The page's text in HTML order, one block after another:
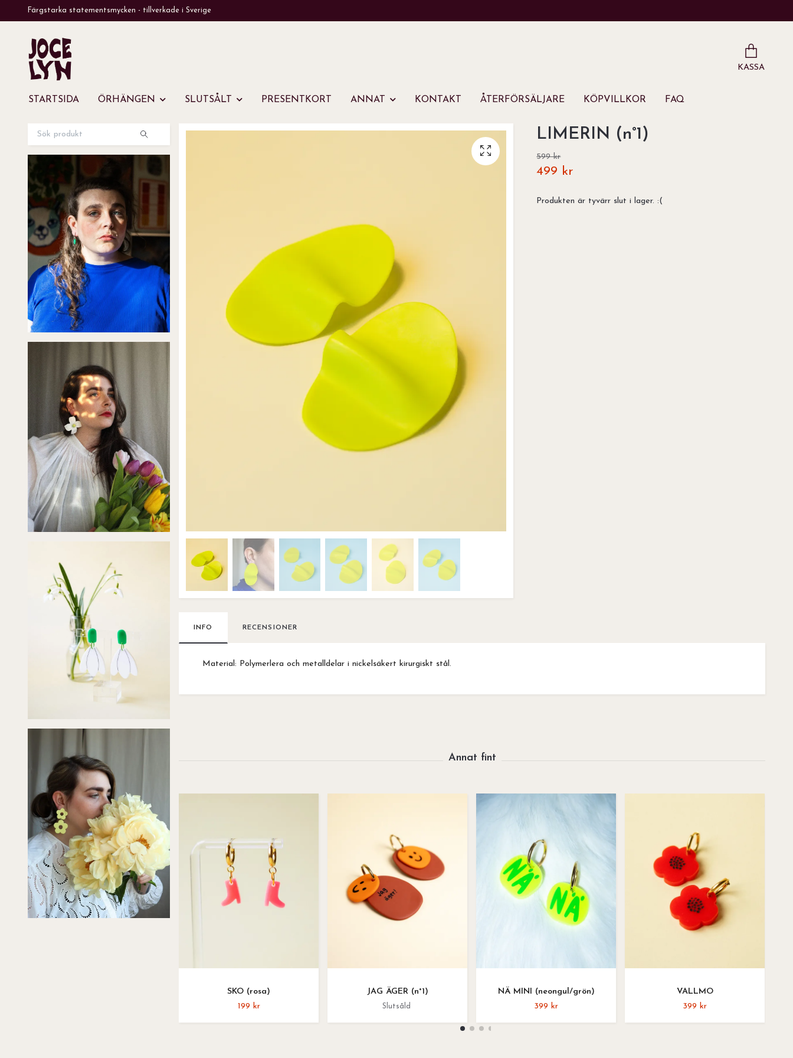
Färgstarka statementsmycken - tillverkade i Sverige
KASSA
STARTSIDA ÖRHÄNGEN SLUTSÅLT PRESENTKORT ANNAT KONTAKT ÅTERFÖRSÄLJARE KÖPVILLKOR FAQ
LIMERIN (n°1)
599 kr
499 kr
Produkten är tyvärr slut i lager. :(
INFO RECENSIONER
Material: Polymerlera och metalldelar i nickelsäkert kirurgiskt stål.
SKO (rosa)
199 kr
JAG ÄGER (n°1)
Slutsåld
NÄ MINI (neongul/grön)
399 kr
VALLMO
399 kr